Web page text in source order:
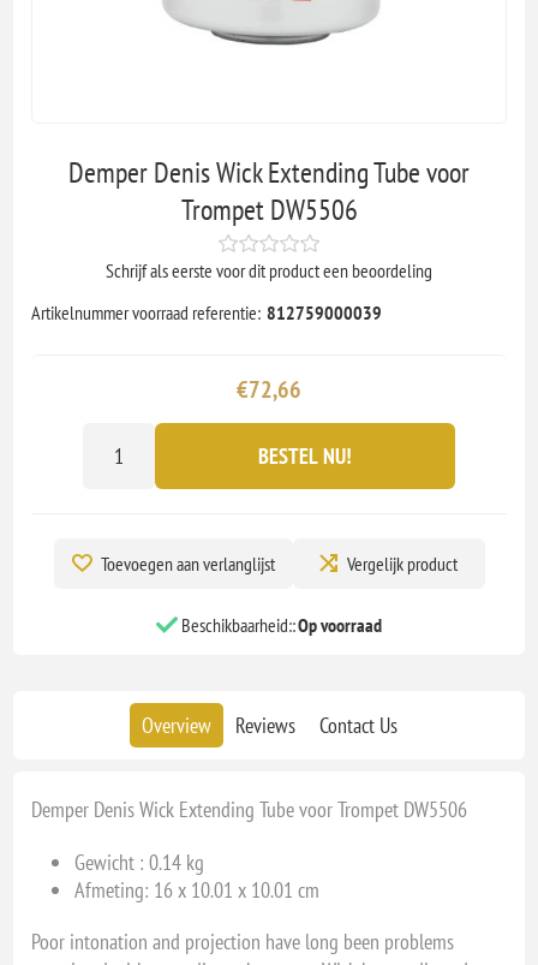
Demper Denis Wick Extending Tube voor
Trompet DW5506
Schrijf als eerste voor dit product een beoordeling
Artikelnummer voorraad referentie: 812759000039
€72,66
BESTEL NU!
Toevoegen aan verlanglijst Vergelijk product
Beschikbaarheid::Op voorraad
Overview Reviews Contact Us
Demper Denis Wick Extending Tube voor Trompet DW5506
Gewicht : 0.14 kg
Afmeting: 16 x 10.01 x 10.01 cm
Poor intonation and projection have long been problems